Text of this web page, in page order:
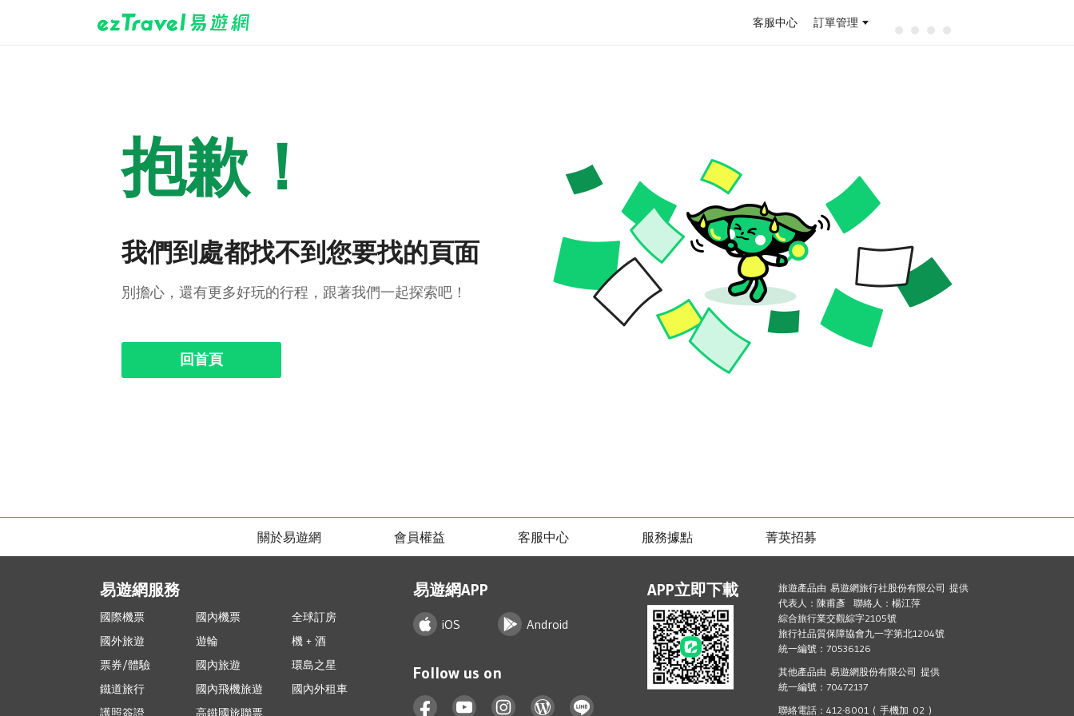
客服中心 訂單管理
抱歉！
我們到處都找不到您要找的頁面
別擔心，還有更多好玩的行程，跟著我們一起探索吧！
回首頁
關於易遊網 會員權益 客服中心 服務據點 菁英招募
易遊網服務
國際機票 國內機票
全球訂房
國外旅遊
遊輪
機 + 酒
票券/體驗
國內旅遊
環島之星
鐵道旅行
國內飛機旅遊
國內外租車
護照簽證
高鐵國旅聯票
易遊網APP
iOS Android
Follow us on
APP立即下載
旅遊產品由 易遊網旅行社股份有限公司 提供
代表人：陳甫彥 聯絡人：楊江萍
綜合旅行業交觀綜字2105號
旅行社品質保障協會九一字第北1204號
統一編號：70536126
其他產品由 易遊網股份有限公司 提供
統一編號：70472137
聯絡電話：412-8001 ( 手機加 02 )